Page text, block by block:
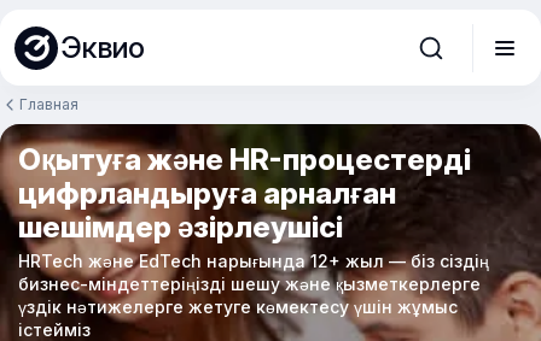
Эквио
Главная
Оқытуға және HR-процестерді
цифрландыруға арналған
шешімдер әзірлеушісі
HRTech және EdTech нарығында 12+ жыл — біз сіздің
бизнес-міндеттеріңізді шешу және қызметкерлерге
үздік нәтижелерге жетуге көмектесу үшін жұмыс
істейміз